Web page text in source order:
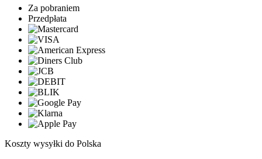
Za pobraniem
Przedpłata
Koszty wysyłki do Polska